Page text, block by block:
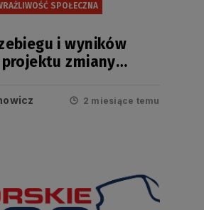
SPOŁECZNA
i wyników
zmiany
w zakresie2 miesiące temu